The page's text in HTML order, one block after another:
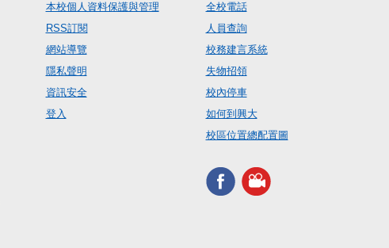
本校個人資料保護與管理
RSS訂閱
網站導覽
隱私聲明
資訊安全
登入
全校電話
人員查詢
校務建言系統
失物招領
校內停車
如何到興大
校區位置總配置圖